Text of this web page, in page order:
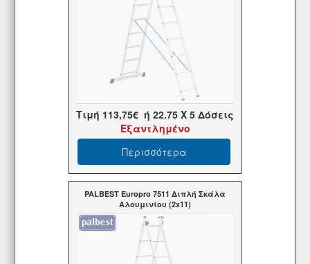
Τιμή 113,75€ ή 22.75 X 5 Δόσεις
Εξαντλημένο
Περισσότερα
PALBEST Europro 7511 Διπλή Σκάλα
Αλουμινίου (2x11)